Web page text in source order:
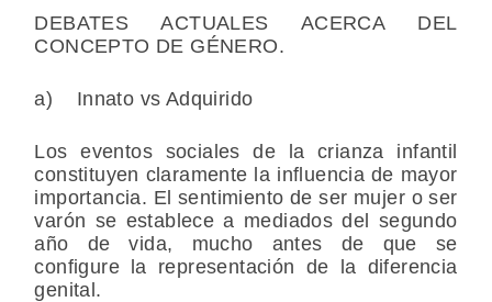
DEBATES ACTUALES ACERCA DEL
CONCEPTO DE GÉNERO.
a) Innato vs Adquirido
Los eventos sociales de la crianza infantil
constituyen claramente la influencia de mayor
importancia. El sentimiento de ser mujer o ser
varón se establece a mediados del segundo
año de vida, mucho antes de que se
configure la representación de la diferencia
genital.